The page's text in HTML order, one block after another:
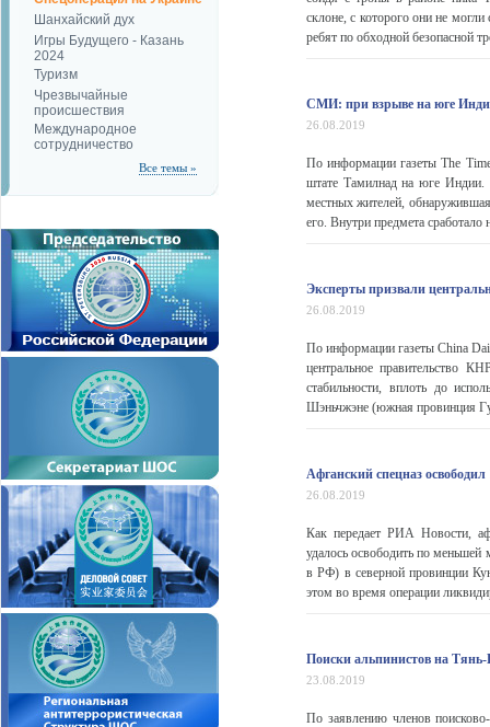
Шанхайский дух
Игры Будущего - Казань
2024
Туризм
Чрезвычайные
происшествия
Международное
сотрудничество
Все темы »
склоне, с которого они не
ребят по обходной безопасной
СМИ: при взрыве на юге
26.08.2019
По информации газеты The
штате Тамилнад на юге Индии.
местных жителей,
его. Внутри предмета
Эксперты призвали
26.08.2019
По информации газеты China
центральное правительство
стабильности, вплоть до
Шэньчжэне (южная провинция
Афганский спецназ
26.08.2019
Как передает РИА Новости,
удалось освободить по
в РФ) в северной провинции
этом во время операции
Поиски альпинистов на
23.08.2019
По заявлению членов